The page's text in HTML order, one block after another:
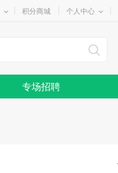
积分商城 个人中心
专场招聘